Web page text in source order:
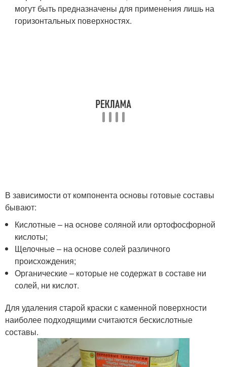
могут быть предназначены для применения лишь на
горизонтальных поверхностях.
В зависимости от компонента основы готовые составы
бывают:
Кислотные – на основе соляной или ортофосфорной
кислоты;
Щелочные – на основе солей различного
происхождения;
Органические – которые не содержат в составе ни
солей, ни кислот.
Для удаления старой краски с каменной поверхности
наиболее подходящими считаются бескислотные
составы.